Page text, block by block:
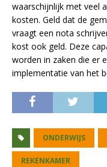
waarschijnlijk met veel
kosten. Geld dat de
vraagt een nota
kost ook geld. Deze
worden in zaken die er
implementatie van het
ONDERWIJS
REKENKAMER